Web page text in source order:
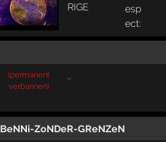
RIGE
(permanent
verbannen)
..
BeNNi-ZoNDeR-GReNZeN